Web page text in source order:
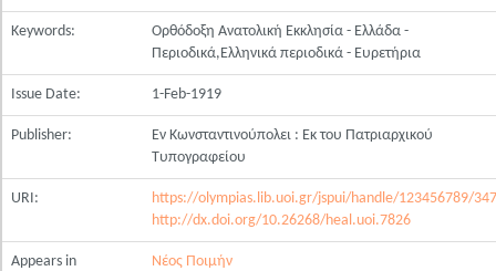
Keywords:
Ορθόδοξη Ανατολική Εκκλησία - Ελλάδα -
Περιοδικά,Ελληνικά περιοδικά - Ευρετήρια
Issue Date: 1-Feb-1919
Publisher:
Εν Κωνσταντινούπολει : Εκ του Πατριαρχικού
Τυπογραφείου
URI:
https://olympias.lib.uoi.gr/jspui/handle/123456789/
http://dx.doi.org/10.26268/heal.uoi.7826
Appears in
Νέος Ποιμήν